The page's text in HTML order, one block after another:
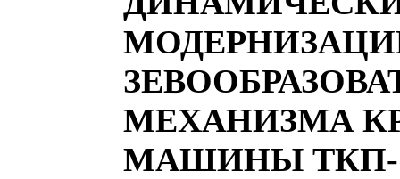
МЕХАНИЗМА
МАШИНЫ ТКП-